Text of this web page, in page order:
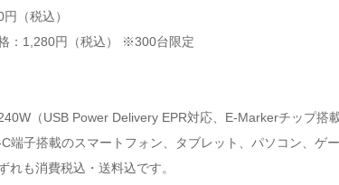
（税込）
：1,280円（税込） ※300台限定
（USB Power Delivery EPR対応、E-Markerチップ搭載
端子搭載のスマートフォン、タブレット、パソコン、ゲ
れも消費税込・送料込です。